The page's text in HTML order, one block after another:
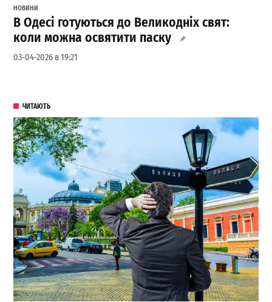
НОВИНИ
В Одесі готуються до Великодніх свят:
коли можна освятити паску
03-04-2026 в 19:21
ЧИТАЮТЬ